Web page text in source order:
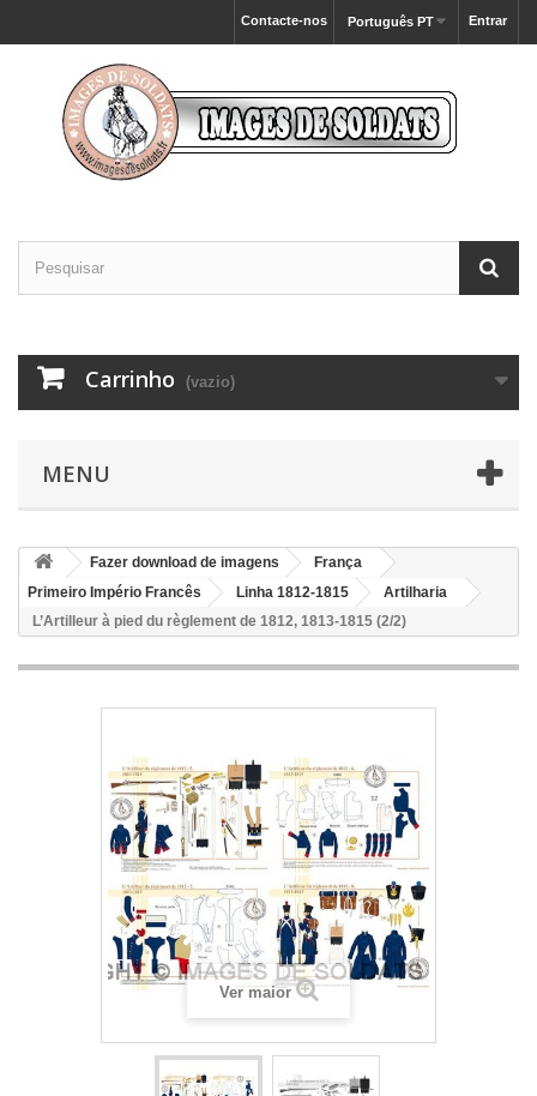
Entrar
Português PT
Contacte-nos
Carrinho (vazio)
MENU
Fazer download de imagens
França
Primeiro Império Francês
Linha 1812-1815
Artilharia
L’Artilleur à pied du règlement de 1812, 1813-1815 (2/2)
Ver maior